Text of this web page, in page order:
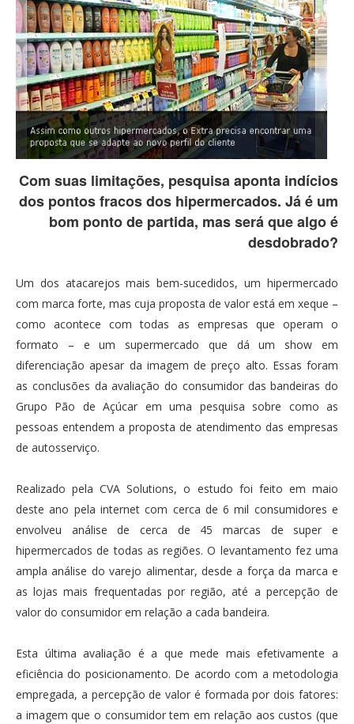
Com suas limitações, pesquisa aponta indícios
dos pontos fracos dos hipermercados. Já é um
bom ponto de partida, mas será que algo é
desdobrado?
Um dos atacarejos mais bem-sucedidos, um hipermercado
com marca forte, mas cuja proposta de valor está em xeque –
como acontece com todas as empresas que operam o
formato – e um supermercado que dá um show em
diferenciação apesar da imagem de preço alto. Essas foram
as conclusões da avaliação do consumidor das bandeiras do
Grupo Pão de Açúcar em uma pesquisa sobre como as
pessoas entendem a proposta de atendimento das empresas
de autosserviço.
Realizado pela CVA Solutions, o estudo foi feito em maio
deste ano pela internet com cerca de 6 mil consumidores e
envolveu análise de cerca de 45 marcas de super e
hipermercados de todas as regiões. O levantamento fez uma
ampla análise do varejo alimentar, desde a força da marca e
as lojas mais frequentadas por região, até a percepção de
valor do consumidor em relação a cada bandeira.
Esta última avaliação é a que mede mais efetivamente a
eficiência do posicionamento. De acordo com a metodologia
empregada, a percepção de valor é formada por dois fatores:
a imagem que o consumidor tem em relação aos custos (que